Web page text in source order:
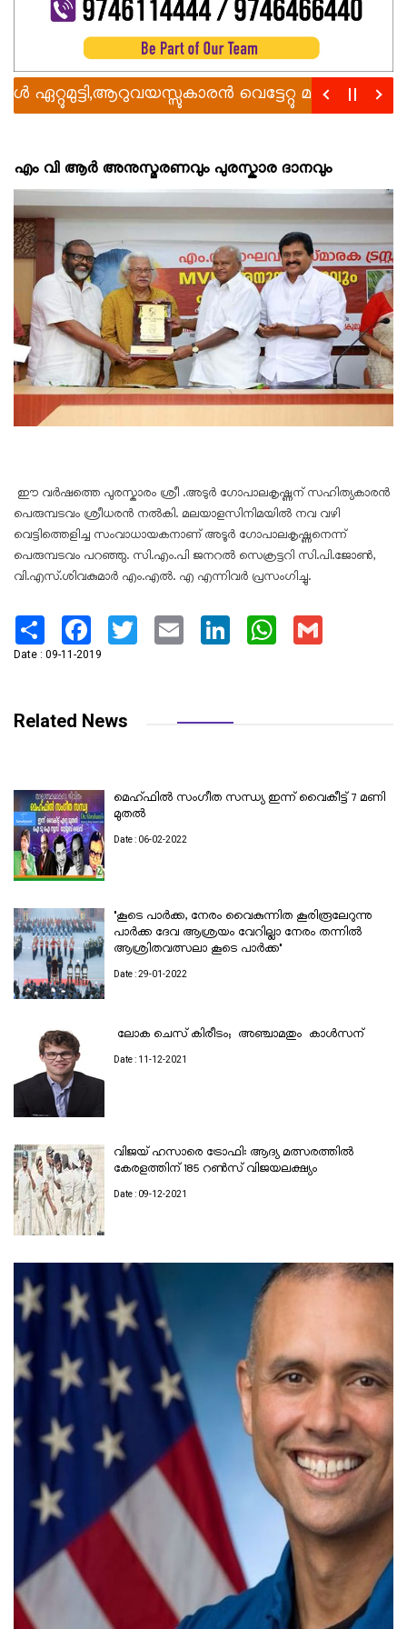
വെട്ടേറ്റു മരിച്ചു
എം വി ആർ അനുസ്മരണവും പുരസ്കാര ദാനവും
ഈ വർഷത്തെ പുരസ്കാരം ശ്രീ .അടുർ ഗോപാലകൃഷ്ണന് സഹിത്യകാരൻ
പെരുമ്പടവം ശ്രീധരൻ നൽകി. മലയാളസിനിമയിൽ നവ വഴി
വെട്ടിത്തെളിച്ച സംവാധായകനാണ് അടൂർ ​ഗോപാലകൃഷ്ണനെന്ന്
പെരുമ്പടവം പറഞ്ഞു. സി.എം.പി ജനറൽ സെക്രട്ടറി സി.പി.ജോൺ,
വി.എസ്.ശിവകുമാർ എം.എൽ. എ എന്നിവർ പ്രസം​ഗിച്ചു.
Share Facebook Twitter Email LinkedIn WhatsApp
Date : 09-11-2019
Related News
മെഹ്ഫിൽ സംഗീത സന്ധ്യ ഇന്ന് വൈകീട്ട് 7 മണി
മുതൽ
Date : 06-02-2022
"കൂടെ പാർക്ക, നേരം വൈകുന്നിത കൂരിരൂലേറുന്നു
പാർക്ക ദേവ ആശ്രയം വേറില്ലാ നേരം തന്നിൽ
ആശ്രിതവത്സലാ കൂടെ പാർക്ക"
Date : 29-01-2022
ലോക ചെസ് കിരീടം; അഞ്ചാമതും കാൾസന്
Date : 11-12-2021
വിജയ് ഹസാരെ ട്രോഫി: ആദ്യ മത്സരത്തിൽ
കേരളത്തിന് 185 റണ്‍സ് വിജയലക്ഷ്യം
Date : 09-12-2021